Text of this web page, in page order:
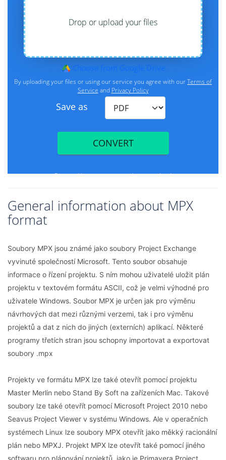
General information about MPX
format
Soubory MPX jsou známé jako soubory Project Exchange
vyvinuté společností Microsoft. Tento soubor obsahuje
informace o řízení projektu. S ním mohou uživatelé uložit plán
projektu v textovém formátu ASCII, což je velmi výhodné pro
uživatele Windows. Soubor MPX je určen jak pro výměnu
návrhových dat mezi různými verzemi, tak i pro výměnu
projektů a dat z nich do jiných (externích) aplikací. Některé
programy třetích stran jsou schopny importovat a exportovat
soubory .mpx
Projekty ve formátu MPX lze také otevřít pomocí projektu
Master Merlin nebo Stand By Soft na zařízeních Mac. Takové
soubory lze také otevřít pomocí Microsoft Project 2010 nebo
Seavus Project Viewer v systému Windows. Ale v operačních
systémech Linux lze soubory MPX otevřít jako měkký racionální
plán nebo MPXJ. Projekt MPX lze otevřít také pomocí jiného